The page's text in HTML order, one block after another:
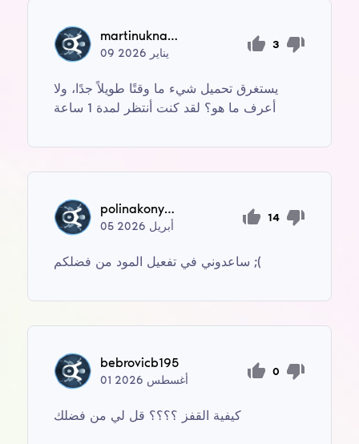
martinuknatalia70
09 يناير
3
يستغرق تحميل شيء ما وقتًا طويلاً جدًا، ولا
أعرف ما هو؟ لقد كنت أنتظر لمدة 1 ساعة
polinakonyseva21
05 أبريل
14
ساعدوني في تفعيل المود من فضلكم ;(
bebrovicb195
01 أغسطس
0
كيفية القفز ؟؟؟؟ قل لي من فضلك